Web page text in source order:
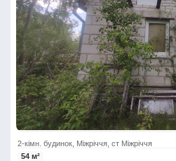
2-кімн. будинок, Міжріччя, ст Міжріччя
54 м²